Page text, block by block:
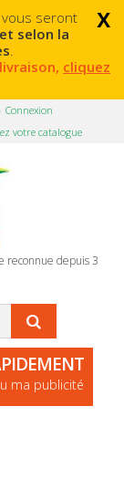
x
seront
selon la
.
cliquez
Connexion
votre catalogue
reconnue depuis 3
ma publicité